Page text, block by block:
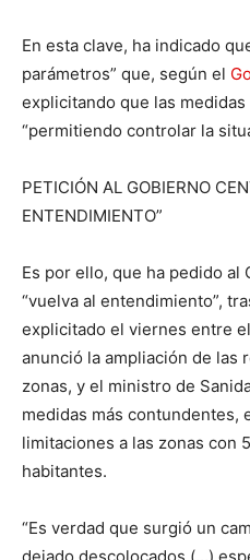
En esta clave, ha indicado
parámetros” que, según el
explicitando que las
“permitiendo controlar la
PETICIÓN AL GOBIERNO
ENTENDIMIENTO”
Es por ello, que ha pedido al
“vuelva al entendimiento”,
explicitado el viernes entre
anunció la ampliación de las
zonas, y el ministro de
medidas más contundentes,
limitaciones a las zonas con
habitantes.
“Es verdad que surgió un